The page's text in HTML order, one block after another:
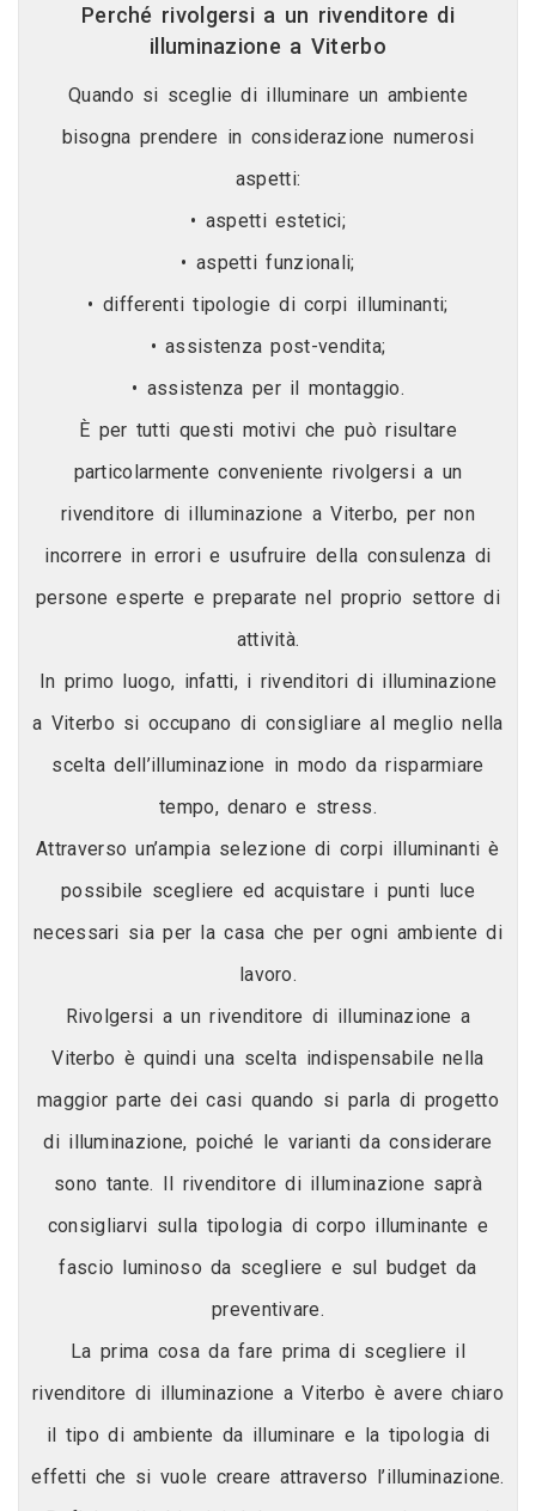
Perché rivolgersi a un rivenditore di
illuminazione a Viterbo
Quando si sceglie di illuminare un ambiente
bisogna prendere in considerazione numerosi
aspetti:
• aspetti estetici;
• aspetti funzionali;
• differenti tipologie di corpi illuminanti;
• assistenza post-vendita;
• assistenza per il montaggio.
È per tutti questi motivi che può risultare
particolarmente conveniente rivolgersi a un
rivenditore di illuminazione a Viterbo, per non
incorrere in errori e usufruire della consulenza di
persone esperte e preparate nel proprio settore di
attività.
In primo luogo, infatti, i rivenditori di illuminazione
a Viterbo si occupano di consigliare al meglio nella
scelta dell’illuminazione in modo da risparmiare
tempo, denaro e stress.
Attraverso un’ampia selezione di corpi illuminanti è
possibile scegliere ed acquistare i punti luce
necessari sia per la casa che per ogni ambiente di
lavoro.
Rivolgersi a un rivenditore di illuminazione a
Viterbo è quindi una scelta indispensabile nella
maggior parte dei casi quando si parla di progetto
di illuminazione, poiché le varianti da considerare
sono tante. Il rivenditore di illuminazione saprà
consigliarvi sulla tipologia di corpo illuminante e
fascio luminoso da scegliere e sul budget da
preventivare.
La prima cosa da fare prima di scegliere il
rivenditore di illuminazione a Viterbo è avere chiaro
il tipo di ambiente da illuminare e la tipologia di
effetti che si vuole creare attraverso l’illuminazione.